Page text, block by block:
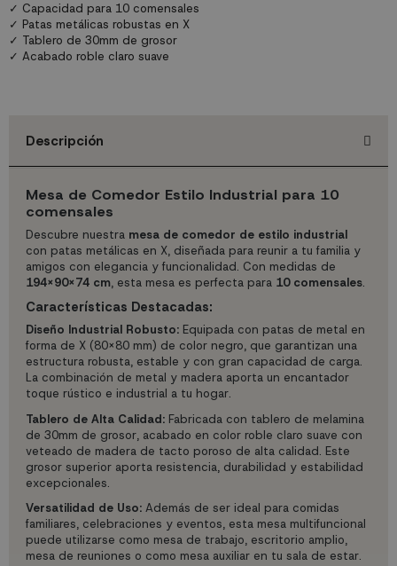
✓ Capacidad para 10 comensales
✓ Patas metálicas robustas en X
✓ Tablero de 30mm de grosor
✓ Acabado roble claro suave
Descripción
Mesa de Comedor Estilo Industrial para 10
comensales
Descubre nuestra mesa de comedor de estilo industrial
con patas metálicas en X, diseñada para reunir a tu familia y
amigos con elegancia y funcionalidad. Con medidas de
194X90X74 cm, esta mesa es perfecta para 10 comensales.
Características Destacadas:
Diseño Industrial Robusto: Equipada con patas de metal en
forma de X (80x80 mm) de color negro, que garantizan una
estructura robusta, estable y con gran capacidad de carga.
La combinación de metal y madera aporta un encantador
toque rústico e industrial a tu hogar.
Tablero de Alta Calidad: Fabricada con tablero de melamina
de 30mm de grosor, acabado en color roble claro suave con
veteado de madera de tacto poroso de alta calidad. Este
grosor superior aporta resistencia, durabilidad y estabilidad
excepcionales.
Versatilidad de Uso: Además de ser ideal para comidas
familiares, celebraciones y eventos, esta mesa multifuncional
puede utilizarse como mesa de trabajo, escritorio amplio,
mesa de reuniones o como mesa auxiliar en tu sala de estar.